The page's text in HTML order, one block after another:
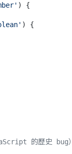
) {
) {
的歷史 bug）